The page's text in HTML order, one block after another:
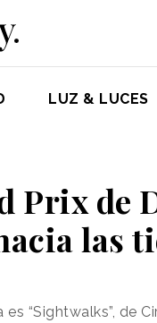
LUZ & LUCES
Prix de
las
“Sightwalks”, de